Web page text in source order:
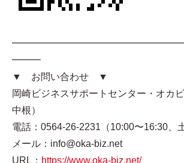
━━━
▼ お問い合わせ ▼
岡崎ビジネスサポートセンター・オカ
中根）
電話：0564-26-2231（10:00〜16:30、
メール：info@oka-biz.net
URL： https://www.oka-biz.net/